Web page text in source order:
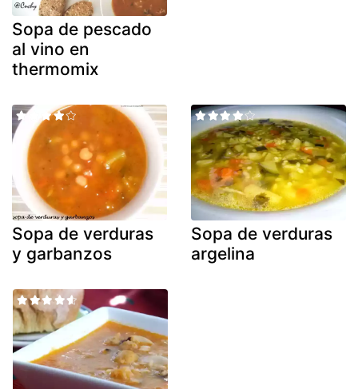
Sopa de pescado
al vino en
thermomix
Sopa de verduras
y garbanzos
Sopa de verduras
argelina